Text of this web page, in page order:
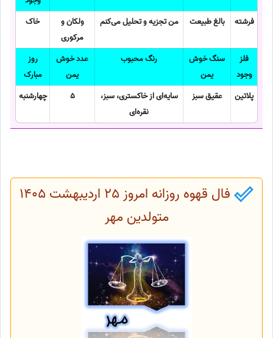
فرشته
بالغ طبیعت من تجزیه و تحلیل می‌کنم
ولکان و
مرکوری
خاک
فلز
وجود
سنگ خوش
یمن
رنگ محبوب
عدد خوش
یمن
روز
مبارک
پلاتین
عقیق سبز
سایه‌ای از خاکستری، سبز،
نقره‌ای
5 چهارشنبه
فال قهوه روزانه امروز 25 اردیبهشت 1405
متولدین مهر